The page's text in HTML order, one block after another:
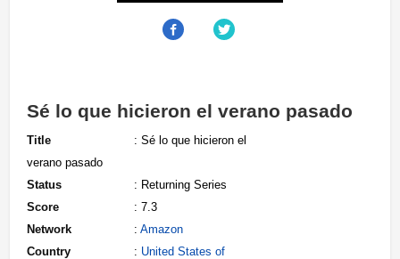
Sé lo que hicieron el verano pasado
Title
: Sé lo que hicieron el
verano pasado
Status
: Returning Series
Score
: 7.3
Network
: Amazon
Country
: United States of